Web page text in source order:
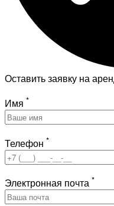
Оставить заявку на
Имя *
Телефон *
Электронная почта *